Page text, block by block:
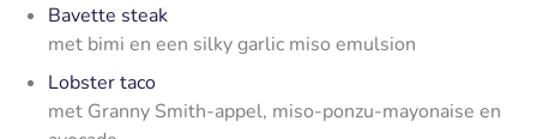
Bavette steak
met bimi en een silky garlic miso emulsion
Lobster taco
met Granny Smith-appel, miso-ponzu-mayonaise en